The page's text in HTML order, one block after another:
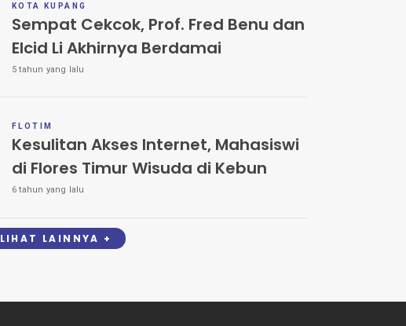
KOTA KUPANG
Sempat Cekcok, Prof. Fred Benu dan
Elcid Li Akhirnya Berdamai
5 tahun yang lalu
FLOTIM
Kesulitan Akses Internet, Mahasiswi
di Flores Timur Wisuda di Kebun
6 tahun yang lalu
LIHAT LAINNYA +